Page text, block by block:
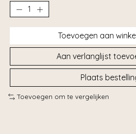
Toevoegen aan
Aan verlanglijst
Plaats
Toevoegen om te vergelijken